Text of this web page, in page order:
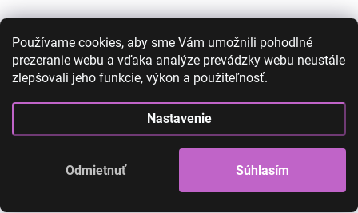
Používame cookies, aby sme Vám umožnili pohodlné
prezeranie webu a vďaka analýze prevádzky webu neustále
zlepšovali jeho funkcie, výkon a použiteľnosť.
Nastavenie
Odmietnuť Súhlasím
náhrdelník a náušnice - typ
10
12,11 € bez DPH
8
12,11 € bez DPH
14,90 €